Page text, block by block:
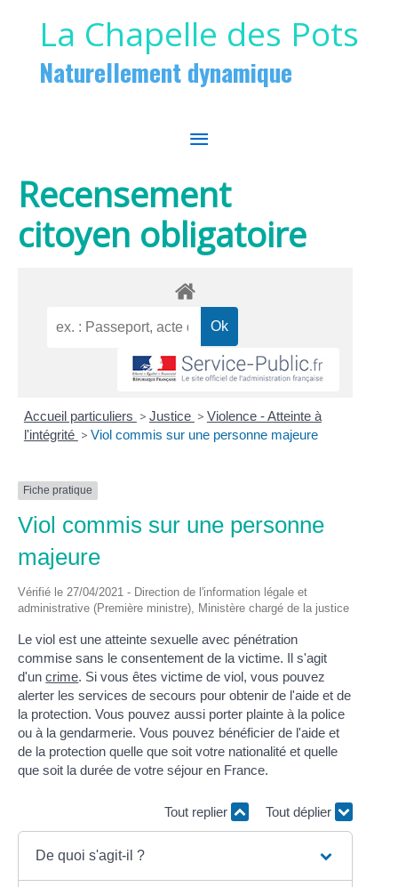
La Chapelle des Pots
Naturellement dynamique
MENU
PRINCIPAL
Recensement
citoyen obligatoire
Accueil particuliers > Justice > Violence - Atteinte à
l'intégrité > Viol commis sur une personne majeure
Fiche pratique
Viol commis sur une personne
majeure
Vérifié le 27/04/2021 - Direction de l'information légale et
administrative (Première ministre), Ministère chargé de la justice
Le viol est une atteinte sexuelle avec pénétration
commise sans le consentement de la victime. Il s'agit
d'uncrime. Si vous êtes victime de viol, vous pouvez
alerter les services de secours pour obtenir de l'aide et de
la protection. Vous pouvez aussi porter plainte à la police
ou à la gendarmerie. Vous pouvez bénéficier de l'aide et
de la protection quelle que soit votre nationalité et quelle
que soit la durée de votre séjour en France.
Tout replier Tout déplier
De quoi s'agit-il ?